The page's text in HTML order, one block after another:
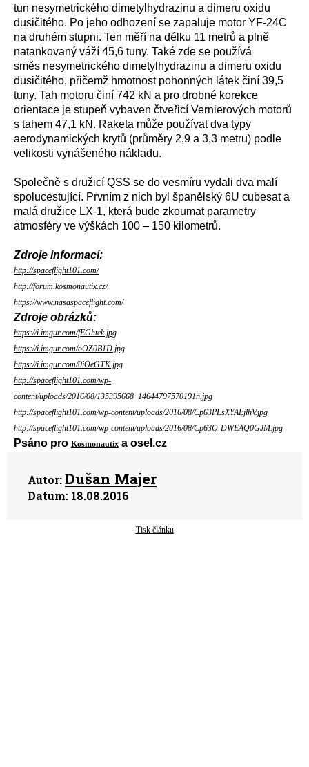
tun nesymetrického dimetylhydrazinu a dimeru oxidu
dusičitého. Po jeho odhození se zapaluje motor YF-24C
na druhém stupni. Ten měří na délku 11 metrů a plně
natankovaný váží 45,6 tuny. Také zde se používá
směs nesymetrického dimetylhydrazinu a dimeru oxidu
dusičitého, přičemž hmotnost pohonných látek činí 39,5
tuny. Tah motoru činí 742 kN a pro drobné korekce
orientace je stupeň vybaven čtveřicí Vernierových motorů
s tahem 47,1 kN. Raketa může používat dva typy
aerodynamických krytů (průměry 2,9 a 3,3 metru) podle
velikosti vynášeného nákladu.
Společně s družicí QSS se do vesmíru vydali dva malí
spolucestující. Prvním z nich byl španělský 6U cubesat a
malá družice LX-1, která bude zkoumat parametry
atmosféry ve výškách 100 – 150 kilometrů.
Zdroje informací:
http://spaceflight101.com/
http://forum.kosmonautix.cz/
https://www.nasaspaceflight.com/
Zdroje obrázků:
https://i.imgur.com/fEGhtck.jpg
https://i.imgur.com/oOZ0B1D.jpg
https://i.imgur.com/0iOeGTK.jpg
http://spaceflight101.com/wp-
content/uploads/2016/08/135395668_14644797570191n.jpg
http://spaceflight101.com/wp-content/uploads/2016/08/Cp63PLsXYAEjlhV.jpg
http://spaceflight101.com/wp-content/uploads/2016/08/Cp63O-DWEAQ0GJM.jpg
Psáno pro Kosmonautix a osel.cz
Autor:Dušan Majer
Datum: 18.08.2016
Tisk článku